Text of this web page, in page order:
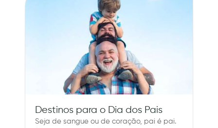
Destinos para o Dia dos Pais
Seja de sangue ou de coração, pai é pai.